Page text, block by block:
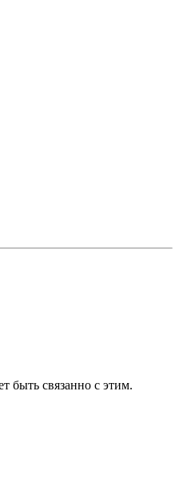
быть связанно с этим.